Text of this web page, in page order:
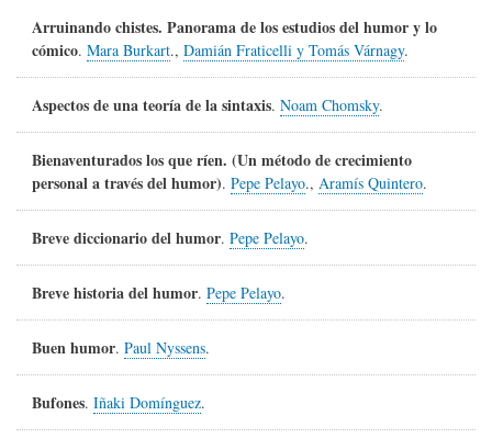
Arruinando chistes. Panorama de los estudios del humor y lo
cómico. Mara Burkart., Damián Fraticelli y Tomás Várnagy.
Aspectos de una teoría de la sintaxis. Noam Chomsky.
Bienaventurados los que ríen. (Un método de crecimiento
personal a través del humor). Pepe Pelayo., Aramís Quintero.
Breve diccionario del humor. Pepe Pelayo.
Breve historia del humor. Pepe Pelayo.
Buen humor. Paul Nyssens.
Bufones. Iñaki Domínguez.